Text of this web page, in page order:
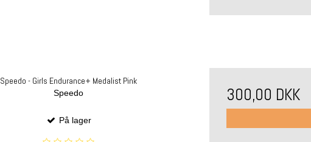
Speedo - Girls Endurance+ Medalist Pink
Speedo
På lager
300,00 DKK